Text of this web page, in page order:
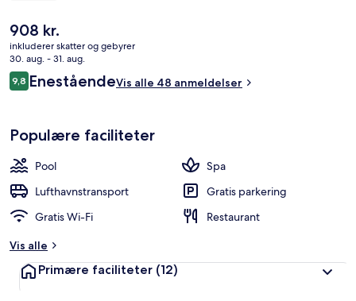
Den
nuværende
pris
er
908 kr.
908 kr.
inkluderer skatter og gebyrer
30. aug. - 31. aug.
Anmeldelser
9,89,8 ud af 10.
EneståendeVis alle 48 anmeldelser
Populære faciliteter
Pool
Spa
Lufthavnstransport
Gratis parkering
Gratis Wi-Fi
Restaurant
Vis alle
Primære faciliteter (12)